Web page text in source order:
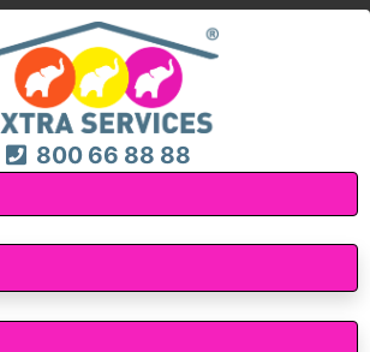
800 66 88 88